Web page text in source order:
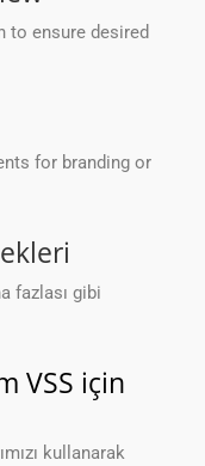
to ensure desired
for branding or
fazlası gibi
VSS için
kullanarak